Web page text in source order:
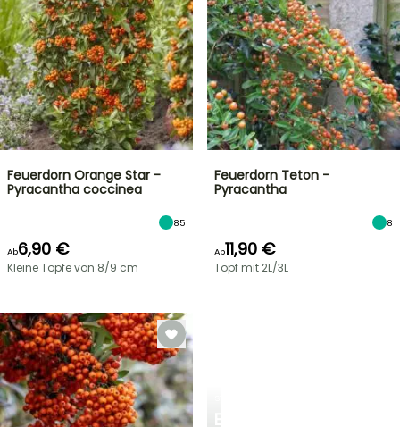
Feuerdorn Orange Star -
Pyracantha coccinea
85
Ab6,90 €
Kleine Töpfe von 8/9 cm
Feuerdorn Teton -
Pyracantha
8
Ab11,90 €
Topf mit 2L/3L